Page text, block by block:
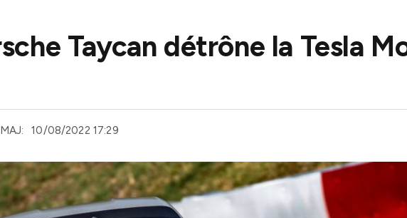
Taycan détrône la Tesla
MAJ: 10/08/2022 17:29